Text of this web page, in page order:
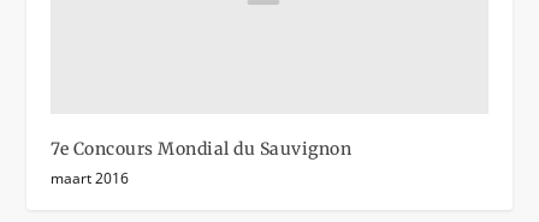
7e Concours Mondial du Sauvignon
maart 2016